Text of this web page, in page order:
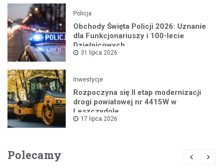
Policja
Obchody Święta Policji 2026: Uznanie
dla Funkcjonariuszy i 100-lecie
Dzielnicowych
31 lipca 2026
Inwestycje
Rozpoczyna się II etap modernizacji
drogi powiatowej nr 4415W w
Leszczydole
17 lipca 2026
Polecamy